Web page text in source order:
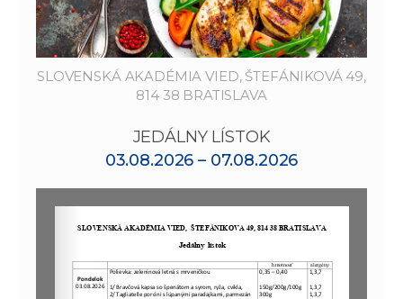
SLOVENSKÁ AKADÉMIA VIED, ŠTEFÁNIKOVÁ 49,
814 38 BRATISLAVA
JEDÁLNY LÍSTOK
03.08.2026 – 07.08.2026